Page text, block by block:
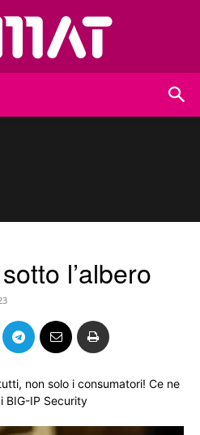
l’albero
non solo i consumatori! Ce ne
BIG-IP Security